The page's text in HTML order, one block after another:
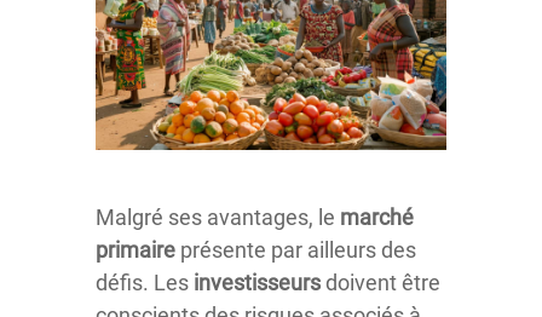
Malgré ses avantages, le marché
primaire présente par ailleurs des
défis. Les investisseurs doivent être